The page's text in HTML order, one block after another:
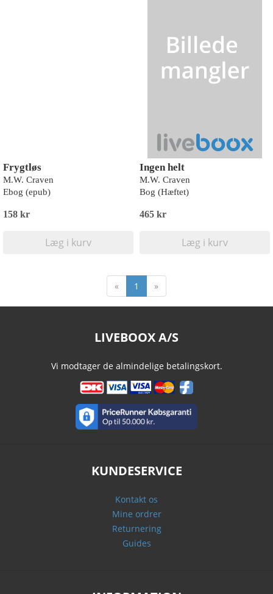
Frygtløs
M.W. Craven
Ebog (epub)
158 kr
Læg i kurv
Ingen helt
M.W. Craven
Bog (Hæftet)
465 kr
Læg i kurv
« 1 »
LIVEBOOX A/S
Vi modtager de almindelige betalingskort.
KUNDESERVICE
Kontakt os
Mine ordrer
Returnering
Guides